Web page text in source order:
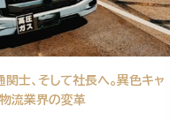
関士、そして社長へ。異色キャ
流業界の変革